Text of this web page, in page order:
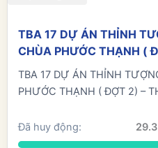
TBA 17 DỰ ÁN THỈNH
CHÙA PHƯỚC THẠNH (
4, XÃ TÂN KHAI, TỈNH
TBA 17 DỰ ÁN THỈNH
PHƯỚC THẠNH ( ĐỢT 2) –
Đã huy động: